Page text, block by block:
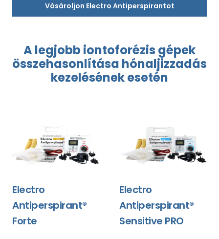
Vásároljon Electro Antiperspirantot
A legjobbiontoforézis gépek
összehasonlítása hónaljizzadás
kezelésének esetén
Electro
Antiperspirant®
Forte
Electro
Antiperspirant®
Sensitive PRO